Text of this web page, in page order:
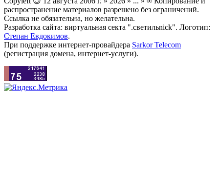
распространение материалов разрешено без ограничений.
Ссылка не обязательна, но желательна.
Разработка сайта: виртуальная секта ".светильnick". Логотип:
Степан Евдокимов.
При поддержке интернет-провайдера Sarkor Telecom
(регистрация домена, интернет-услуги).